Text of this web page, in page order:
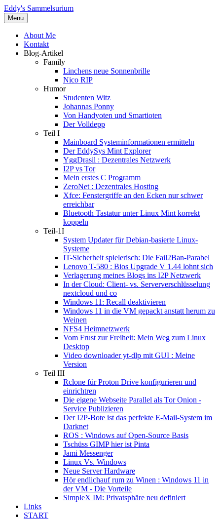
Eddy's Sammelsurium
Menu
About Me
Kontakt
Blog-Artikel
Family
Linchens neue Sonnenbrille
Nico RIP
Humor
Studenten Witz
Johannas Ponny
Von Handyoten und Smartioten
Der Volldepp
Teil I
Mainboard Systeminformationen ermitteln
Der EddySys Mint Explorer
YggDrasil : Dezentrales Netzwerk
I2P vs Tor
Mein erstes C Programm
ZeroNet : Dezentrales Hosting
Xfce: Fenstergriffe an den Ecken nur schwer
erreichbar
Bluetooth Tastatur unter Linux Mint korrekt
koppeln
Teil-1I
System Updater für Debian-basierte Linux-
Systeme
IT-Sicherheit spielerisch: Die Fail2Ban-Parabel
Lenovo T-580 : Bios Upgrade V 1.44 lohnt sich
Verlagerung meines Blogs ins I2P Netzwerk
In der Cloud: Client- vs. Serververschlüsselung
nextcloud und co
Windows 11: Recall deaktivieren
Windows 11 in die VM gepackt anstatt herum zu
Weinen
NFS4 Heimnetzwerk
Vom Frust zur Freiheit: Mein Weg zum Linux
Desktop
Video downloader yt-dlp mit GUI : Meine
Version
Teil III
Rclone für Proton Drive konfigurieren und
einrichtren
Die eigene Webseite Parallel als Tor Onion -
Service Publizieren
Der I2P-Bote ist das perfekte E-Mail-System im
Darknet
ROS : Windows auf Open-Source Basis
Tschüss GIMP hier ist Pinta
Jami Messenger
Linux Vs. Windows
Neue Server Hardware
Hör endlichauf rum zu Winen : Windows 11 in
der VM - Die Vorteile
SimpleX IM: Privatsphäre neu definiert
Links
START